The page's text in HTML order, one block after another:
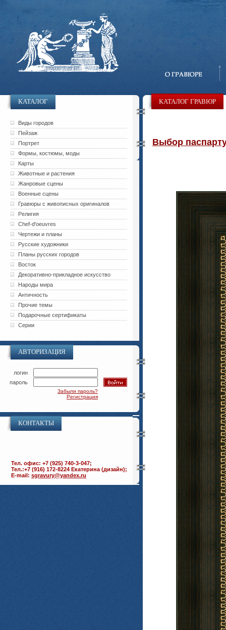
КАТАЛОГ
Виды городов
Пейзаж
Портрет
Формы, костюмы, моды
Карты
Животные и растения
Жанровые сцены
Военные сцены
Гравюры с живописных оригиналов
Религия
Chef-d'oeuvres
Чертежи и планы
Русские художники
Планы русских городов
Восток
Декоративно-прикладное искусство
Народы мира
Античность
Прочие темы
Подарочные сертификаты
Серии
АВТОРИЗАЦИЯ
логин
пароль
Забыли пароль?
Регистрация
КОНТАКТЫ
Тел. офис: +7 (925) 740-3-047;
Тел.:+7 (916) 172-8224 Екатерина (дизайн);
E-mail: sgravury@yandex.ru
КАТАЛОГ ГРАВЮР
Выбор